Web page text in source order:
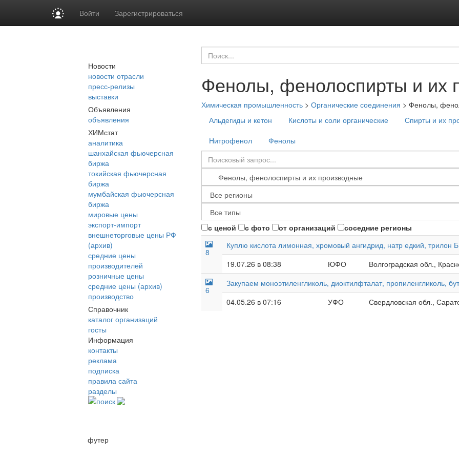
Войти Зарегистрироваться
Новости
новости отрасли
пресс-релизы
выставки
Объявления
объявления
ХИМстат
аналитика
шанхайская фьючерсная
биржа
токийская фьючерсная
биржа
мумбайская фьючерсная
биржа
мировые цены
экспорт-импорт
внешнеторговые цены РФ
(архив)
средние цены
производителей
розничные цены
средние цены (архив)
производство
Справочник
каталог организаций
госты
Информация
контакты
реклама
подписка
правила сайта
разделы
поиск
Фенолы, фенолоспирты и их
Химическая промышленность > Органические соединения > Фенолы,
Альдегиды и кетон
Кислоты и соли органические Спирты и их
Нитрофенол
Фенолы
с ценой с фото от организаций соседние регионы
8
Куплю кислота лимонная, хромовый ангидрид, натр едкий, трилон
19.07.26 в 08:38
ЮФО Волгоградская обл.,
6
Закупаем моноэтиленгликоль, диоктилфталат, пропиленгликоль,
04.05.26 в 07:16
УФО Свердловская обл.,
футер